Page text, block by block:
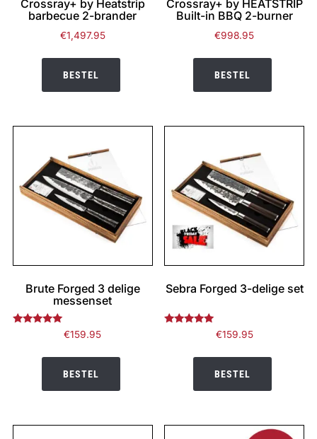
Crossray+ by Heatstrip
barbecue 2-brander
€1,497.95
BESTEL
Crossray+ by HEATSTRIP
Built-in BBQ 2-burner
€998.95
BESTEL
Brute Forged 3 delige
messenset
Gewaardeerd€159.95
BESTEL
Sebra Forged 3-delige set
Gewaardeerd€159.95
BESTEL